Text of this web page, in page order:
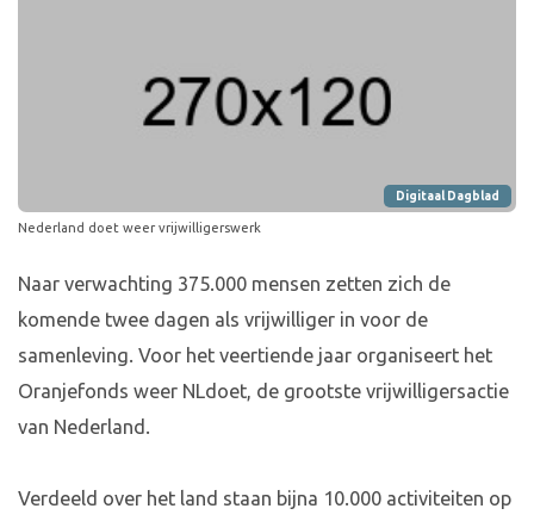
Digitaal Dagblad
Nederland doet weer vrijwilligerswerk
Naar verwachting 375.000 mensen zetten zich de
komende twee dagen als vrijwilliger in voor de
samenleving. Voor het veertiende jaar organiseert het
Oranjefonds weer NLdoet, de grootste vrijwilligersactie
van Nederland.
Verdeeld over het land staan bijna 10.000 activiteiten op